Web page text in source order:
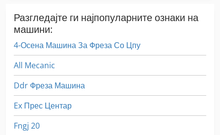
Разгледајте ги најпопуларните ознаки на
машини:
4-Осена Машина За Фреза Со Цпу
All Mecanic
Ddr Фреза Машина
Ex Прес Центар
Fngj 20